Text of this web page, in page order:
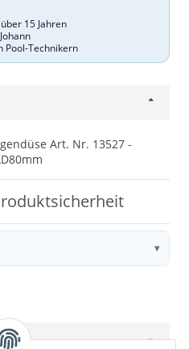
15 Jahren
Pool-Technikern
Art. Nr. 13527 -